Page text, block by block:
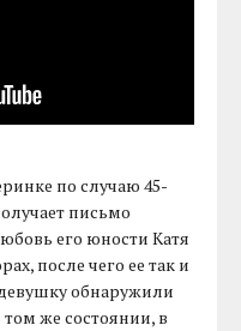
по случаю 45-
письмо
его юности Катя
после чего ее так и
обнаружили
же состоянии, в